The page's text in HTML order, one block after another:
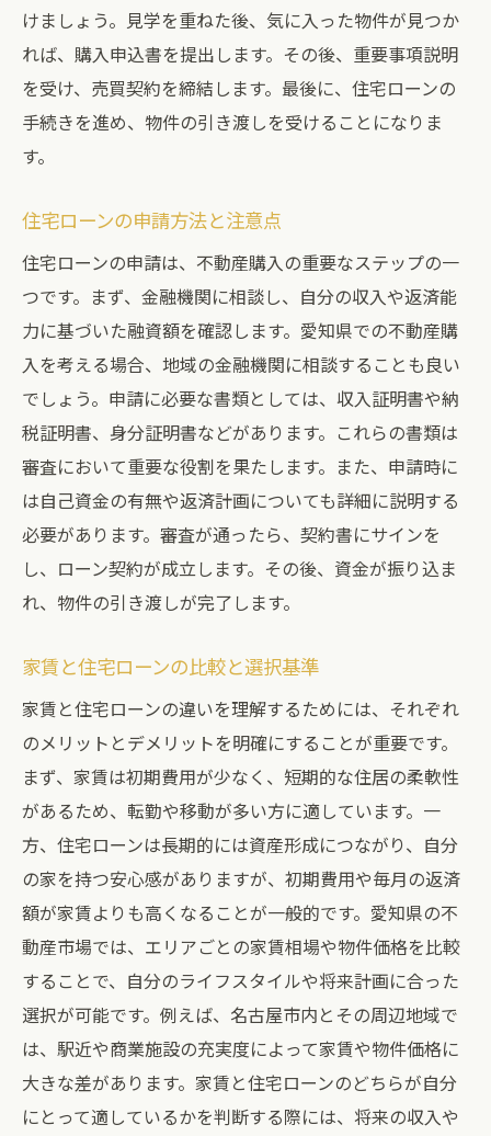
けましょう。見学を重ねた後、気に入った物件が見つか
れば、購入申込書を提出します。その後、重要事項説明
を受け、売買契約を締結します。最後に、住宅ローンの
手続きを進め、物件の引き渡しを受けることになりま
す。
住宅ローンの申請方法と注意点
住宅ローンの申請は、不動産購入の重要なステップの一
つです。まず、金融機関に相談し、自分の収入や返済能
力に基づいた融資額を確認します。愛知県での不動産購
入を考える場合、地域の金融機関に相談することも良い
でしょう。申請に必要な書類としては、収入証明書や納
税証明書、身分証明書などがあります。これらの書類は
審査において重要な役割を果たします。また、申請時に
は自己資金の有無や返済計画についても詳細に説明する
必要があります。審査が通ったら、契約書にサインを
し、ローン契約が成立します。その後、資金が振り込ま
れ、物件の引き渡しが完了します。
家賃と住宅ローンの比較と選択基準
家賃と住宅ローンの違いを理解するためには、それぞれ
のメリットとデメリットを明確にすることが重要です。
まず、家賃は初期費用が少なく、短期的な住居の柔軟性
があるため、転勤や移動が多い方に適しています。一
方、住宅ローンは長期的には資産形成につながり、自分
の家を持つ安心感がありますが、初期費用や毎月の返済
額が家賃よりも高くなることが一般的です。愛知県の不
動産市場では、エリアごとの家賃相場や物件価格を比較
することで、自分のライフスタイルや将来計画に合った
選択が可能です。例えば、名古屋市内とその周辺地域で
は、駅近や商業施設の充実度によって家賃や物件価格に
大きな差があります。家賃と住宅ローンのどちらが自分
にとって適しているかを判断する際には、将来の収入や